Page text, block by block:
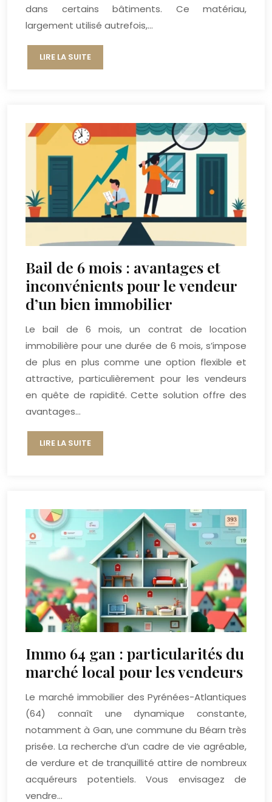
dans certains bâtiments. Ce matériau,
largement utilisé autrefois,…
LIRE LA SUITE
Bail de 6 mois : avantages et
inconvénients pour le vendeur
d’un bien immobilier
Le bail de 6 mois, un contrat de location
immobilière pour une durée de 6 mois, s’impose
de plus en plus comme une option flexible et
attractive, particulièrement pour les vendeurs
en quête de rapidité. Cette solution offre des
avantages…
LIRE LA SUITE
Immo 64 gan : particularités du
marché local pour les vendeurs
Le marché immobilier des Pyrénées-Atlantiques
(64) connaît une dynamique constante,
notamment à Gan, une commune du Béarn très
prisée. La recherche d’un cadre de vie agréable,
de verdure et de tranquillité attire de nombreux
acquéreurs potentiels. Vous envisagez de
vendre…